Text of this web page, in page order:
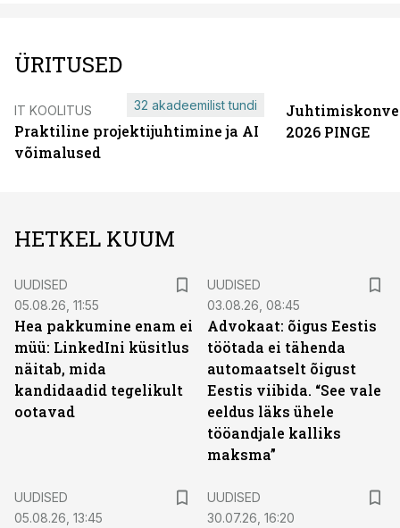
ÜRITUSED
IT KOOLITUS
Praktiline projektijuhtimine ja AI
võimalused
32 akadeemilist tundi
2026 PINGE
HETKEL KUUM
UUDISED
05.08.26, 11:55
Hea pakkumine enam ei
müü: LinkedIni küsitlus
näitab, mida
kandidaadid tegelikult
ootavad
UUDISED
03.08.26, 08:45
Advokaat: õigus Eestis
töötada ei tähenda
automaatselt õigust
Eestis viibida. “See vale
eeldus läks ühele
tööandjale kalliks
maksma”
UUDISED
05.08.26, 13:45
UUDISED
30.07.26, 16:20